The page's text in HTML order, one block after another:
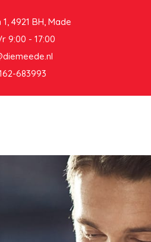
4921 BH, Made
9:00 - 17:00
683993